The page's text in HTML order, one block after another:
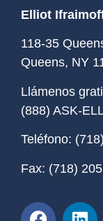
Elliot
118-35
Queens, NY
Llámenos
(888) ASK-
Teléfono:
Fax: (718)